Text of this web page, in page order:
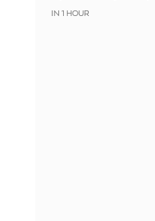
IN 1 HOUR